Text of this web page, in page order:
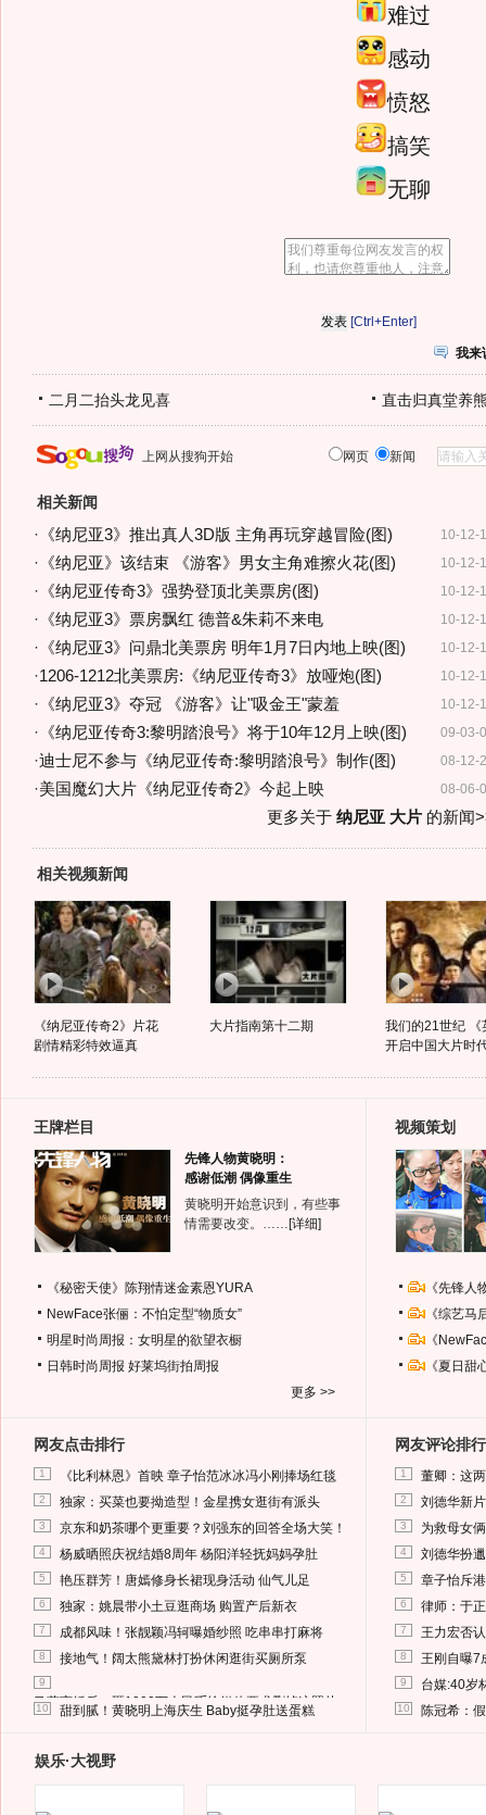
难过
感动
愤怒
搞笑
无聊
[Ctrl+Enter]
我来
二月二抬头龙见喜 直击归真堂养
上网从搜狗开始 网页 新闻
相关新闻
10-12-
· 《纳尼亚3》推出真人3D版 主角再玩穿越冒险(图)
10-12-
· 《纳尼亚》该结束 《游客》男女主角难擦火花(图)
10-12-
· 《纳尼亚传奇3》强势登顶北美票房(图)
10-12-
· 《纳尼亚3》票房飘红 德普&朱莉不来电
10-12-
· 《纳尼亚3》问鼎北美票房 明年1月7日内地上映(图)
10-12-
·1206-1212北美票房:《纳尼亚传奇3》放哑炮(图)
10-12-
· 《纳尼亚3》夺冠 《游客》让"吸金王"蒙羞
09-03-
· 《纳尼亚传奇3:黎明踏浪号》将于10年12月上映(图)
08-12-
·迪士尼不参与《纳尼亚传奇:黎明踏浪号》制作(图)
08-06-
·美国魔幻大片《纳尼亚传奇2》今起上映
更多关于 纳尼亚 大片的新闻
相关视频新闻
《纳尼亚传奇2》片花
剧情精彩特效逼真
大片指南第十二期
我们的21世纪 《
开启中国大片时
王牌栏目
先锋人物黄晓明：
感谢低潮 偶像重生
黄晓明开始意识到，有些事
情需要改变。…… [详细]
《秘密天使》陈翔情迷金素恩YURA
NewFace张俪：不怕定型“物质女”
明星时尚周报：女明星的欲望衣橱
日韩时尚周报 好莱坞街拍周报
更多 >>
视频策划
《先锋
《综艺
《
《夏日
网友点击排行
1 《比利林恩》首映 章子怡范冰冰冯小刚捧场红毯
2 独家：买菜也要拗造型！金星携女逛街有派头
3 京东和奶茶哪个更重要？刘强东的回答全场大笑！
4 杨威晒照庆祝结婚8周年 杨阳洋轻抚妈妈孕肚
5 艳压群芳！唐嫣修身长裙现身活动 仙气儿足
6 独家：姚晨带小土豆逛商场 购置产后新衣
7 成都风味！张靓颖冯轲曝婚纱照 吃串串打麻将
8 接地气！阔太熊黛林打扮休闲逛街买厕所泵
9
马蓉离婚后，砸1000万人民币给媒体要求删掉这照片
10 甜到腻！黄晓明上海庆生 Baby挺孕肚送蛋糕
网友评论排行
1 董卿：这
2 刘德华新
3 为救母女
4 刘德华扮
5 章子怡斥
6 律师：于
7 王力宏否
8 王刚自曝7
9 台媒:40岁
10 陈冠希：
娱乐·大视野